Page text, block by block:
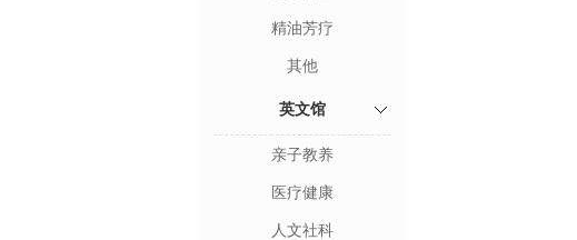
精油芳疗
其他
英文馆
亲子教养
医疗健康
人文社科